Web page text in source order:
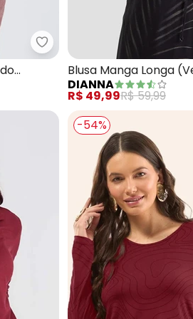
de Viscose
Gris - Blusa em Canelado
Blusa Manga
DIANNA
R$ 49,99R$ 59,99
-54%